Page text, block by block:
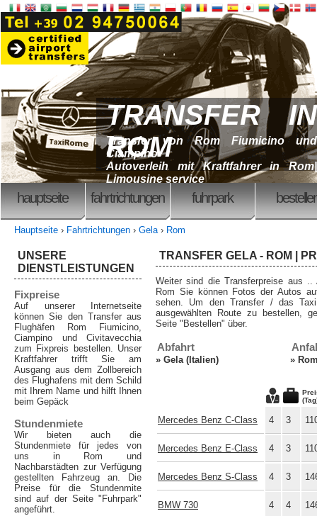
TRANSFER IN
ROM
Transfer von Rom Fiumicino und
Ciampino
Autoverleih mit Kraftfahrer in Rom|
Limousine service
hauptseite fahrtrichtungen fuhrpark
Hauptseite › Fahrtrichtungen › Gela› Rom
TRANSFER GELA - ROM |
Weiter sind die Transferpreise aus ..
Rom Sie können Fotos der Autos
sehen. Um den Transfer / das
ausgewählten Route zu bestellen,
Seite "Bestellen" über.
Abfahrt
» Gela (Italien) »
Mercedes Benz C-Class 4 3
Mercedes Benz E-Class 4 3
Mercedes Benz S-Class 4 3
BMW 730 4 4
UNSERE
DIENSTLEISTUNGEN
Fixpreise
Auf unserer Internetseite
können Sie den Transfer aus
Flughäfen Rom Fiumicino,
Ciampino und Civitavecchia
zum Fixpreis bestellen. Unser
Kraftfahrer trifft Sie am
Ausgang aus dem Zollbereich
des Flughafens mit dem Schild
mit Ihrem Name und hilft Ihnen
beim Gepäck
Stundenmiete
Wir bieten auch die
Stundenmiete für jedes von
uns in Rom und
Nachbarstädten zur Verfügung
gestellten Fahrzeug an. Die
Preise für die Stundenmite
sind auf der Seite "Fuhrpark"
angeführt.